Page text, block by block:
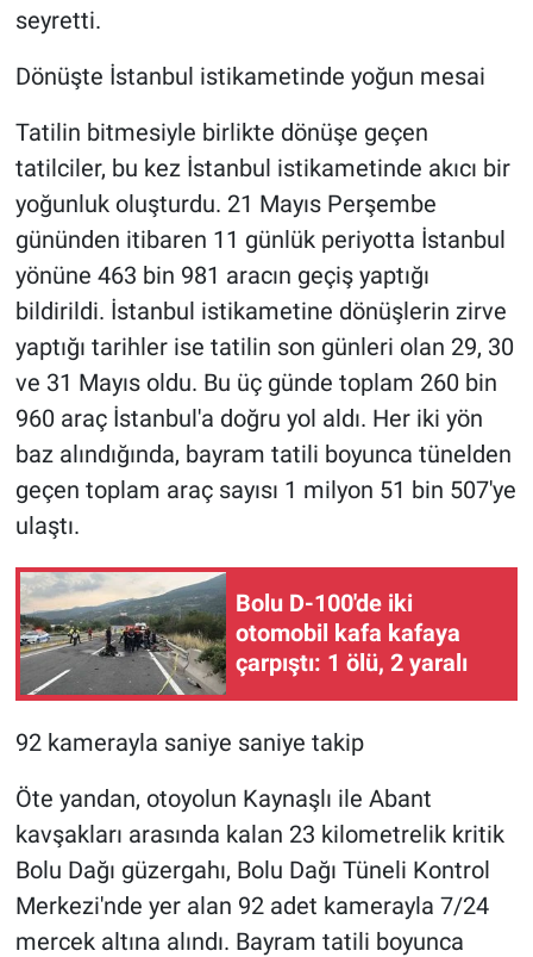
seyretti.
Dönüşte İstanbul istikametinde yoğun mesai
Tatilin bitmesiyle birlikte dönüşe geçen
tatilciler, bu kez İstanbul istikametinde akıcı bir
yoğunluk oluşturdu. 21 Mayıs Perşembe
gününden itibaren 11 günlük periyotta İstanbul
yönüne 463 bin 981 aracın geçiş yaptığı
bildirildi. İstanbul istikametine dönüşlerin zirve
yaptığı tarihler ise tatilin son günleri olan 29, 30
ve 31 Mayıs oldu. Bu üç günde toplam 260 bin
960 araç İstanbul'a doğru yol aldı. Her iki yön
baz alındığında, bayram tatili boyunca tünelden
geçen toplam araç sayısı 1 milyon 51 bin 507'ye
ulaştı.
Bolu D-100'de iki
otomobil kafa kafaya
çarpıştı: 1 ölü, 2 yaralı
92 kamerayla saniye saniye takip
Öte yandan, otoyolun Kaynaşlı ile Abant
kavşakları arasında kalan 23 kilometrelik kritik
Bolu Dağı güzergahı, Bolu Dağı Tüneli Kontrol
Merkezi'nde yer alan 92 adet kamerayla 7/24
mercek altına alındı. Bayram tatili boyunca